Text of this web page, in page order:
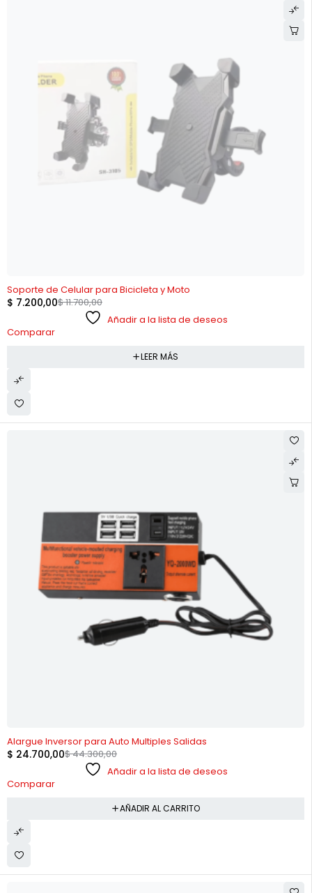
Soporte de Celular para Bicicleta y Moto
$11.700,00
$ 7.200,00
Añadir a la lista de deseos
Comparar
LEER MÁS
Alargue Inversor para Auto Multiples Salidas
$44.300,00
$ 24.700,00
Añadir a la lista de deseos
Comparar
AÑADIR AL CARRITO